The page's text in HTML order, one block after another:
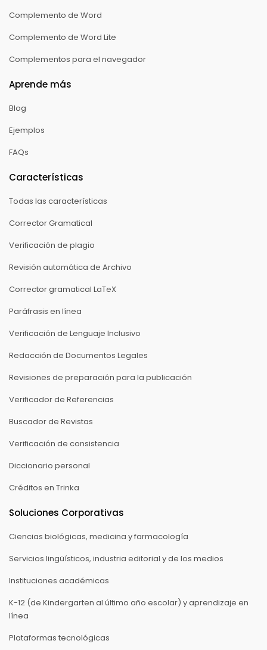
Complemento de Word
Complemento de Word Lite
Complementos para el navegador
Aprende más
Blog
Ejemplos
FAQs
Características
Todas las características
Corrector Gramatical
Verificación de plagio
Revisión automática de Archivo
Corrector gramatical LaTeX
Paráfrasis en línea
Verificación de Lenguaje Inclusivo
Redacción de Documentos Legales
Revisiones de preparación para la publicación
Verificador de Referencias
Buscador de Revistas
Verificación de consistencia
Diccionario personal
Créditos en Trinka
Soluciones Corporativas
Ciencias biológicas, medicina y farmacología
Servicios lingüísticos, industria editorial y de los medios
Instituciones académicas
K-12 (de Kindergarten al último año escolar) y aprendizaje en
línea
Plataformas tecnológicas